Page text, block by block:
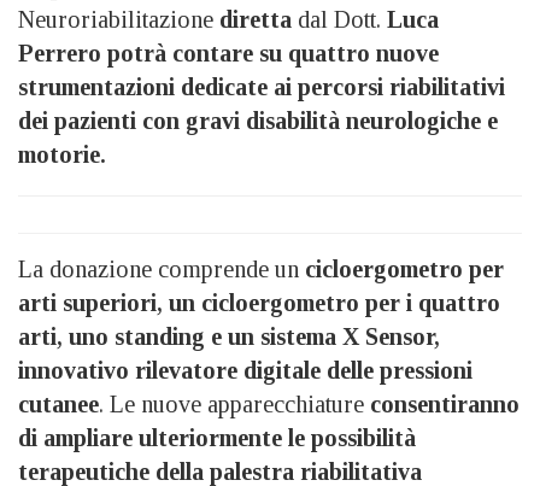
Neuroriabilitazione diretta dal Dott. Luca
Perrero potrà contare su quattro nuove
strumentazioni dedicate ai percorsi riabilitativi
dei pazienti con gravi disabilità neurologiche e
motorie.
La donazione comprende un cicloergometro per
arti superiori, un cicloergometro per i quattro
arti, uno standing e un sistema X Sensor,
innovativo rilevatore digitale delle pressioni
cutanee. Le nuove apparecchiature consentiranno
di ampliare ulteriormente le possibilità
terapeutiche della palestra riabilitativa